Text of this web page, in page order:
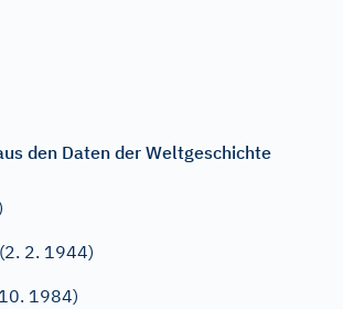
den Daten der Weltgeschichte
2. 1944)
1984)